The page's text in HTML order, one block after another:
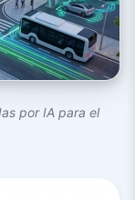
por IA para el